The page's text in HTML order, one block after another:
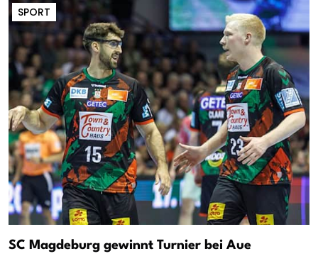
SPORT
SC Magdeburg gewinnt Turnier bei Aue